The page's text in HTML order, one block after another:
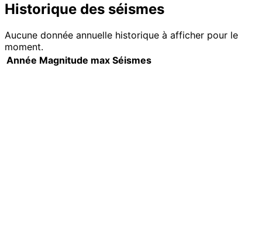
Historique des séismes
Aucune donnée annuelle historique à afficher pour le
moment.
Année Magnitude max Séismes